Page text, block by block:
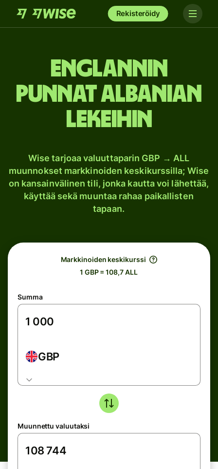
Rekisteröidy
Englannin
punnat Albanian
lekeihin
Wise tarjoaa valuuttaparin GBP → ALL
muunnokset markkinoiden keskikurssilla; Wise
on kansainvälinen tili, jonka kautta voi lähettää,
käyttää sekä muuntaa rahaa paikallisten
tapaan.
Markkinoiden keskikurssi
1 GBP = 108,7 ALL
Summa
GBP
Muunnettu valuutaksi